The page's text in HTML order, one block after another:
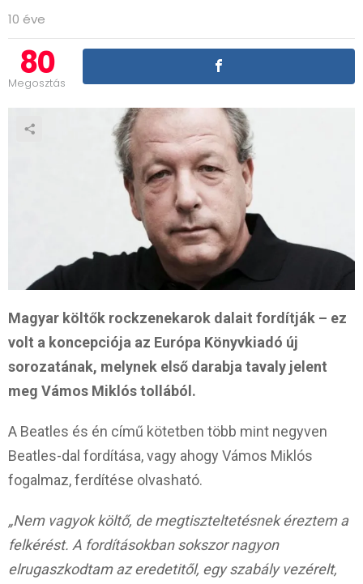
10 éve
80
Megosztás
Magyar költők rockzenekarok dalait fordítják – ez
volt a koncepciója az Európa Könyvkiadó új
sorozatának, melynek első darabja tavaly jelent
meg Vámos Miklós tollából.
A Beatles és én című kötetben több mint negyven
Beatles-dal fordítása, vagy ahogy Vámos Miklós
fogalmaz, ferdítése olvasható.
„Nem vagyok költő, de megtiszteltetésnek éreztem a
felkérést. A fordításokban sokszor nagyon
elrugaszkodtam az eredetitől, egy szabály vezérelt,